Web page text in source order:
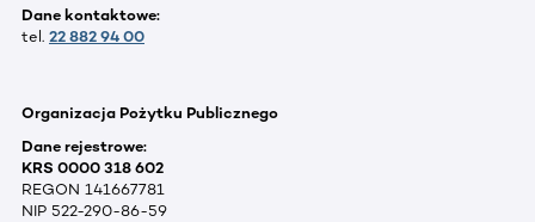
Dane kontaktowe:
tel. 22 882 94 00
Organizacja Pożytku Publicznego
Dane rejestrowe:
KRS 0000 318 602
REGON 141667781
NIP 522-290-86-59